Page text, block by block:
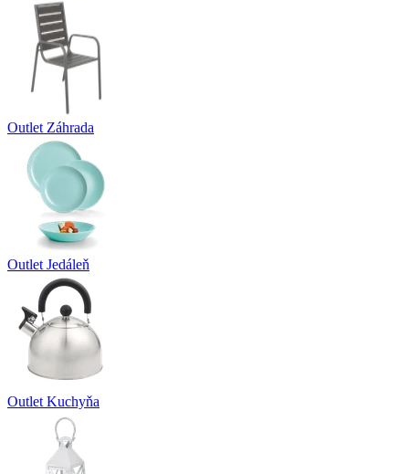
Outlet Záhrada
Outlet Jedáleň
Outlet Kuchyňa